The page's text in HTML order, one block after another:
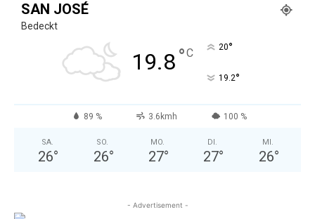
SAN JOSÉ
Bedeckt
19.8°C 20°
19.2°
89 % 3.6kmh 100 %
SA.
26°
SO.
26°
MO.
27°
DI.
27°
MI.
26°
- Advertisement -